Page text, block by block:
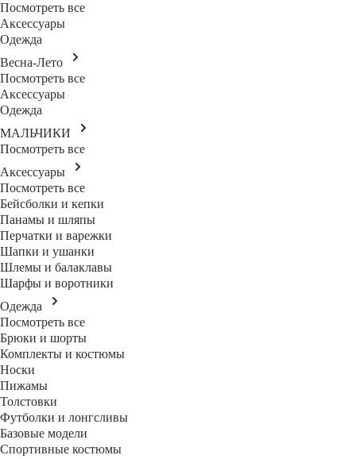
Посмотреть все
Аксессуары
Одежда
Весна-Лето
Посмотреть все
Аксессуары
Одежда
МАЛЬЧИКИ
Посмотреть все
Аксессуары
Посмотреть все
Бейсболки и кепки
Панамы и шляпы
Перчатки и варежки
Шапки и ушанки
Шлемы и балаклавы
Шарфы и воротники
Одежда
Посмотреть все
Брюки и шорты
Комплекты и костюмы
Носки
Пижамы
Толстовки
Футболки и лонгсливы
Базовые модели
Спортивные костюмы